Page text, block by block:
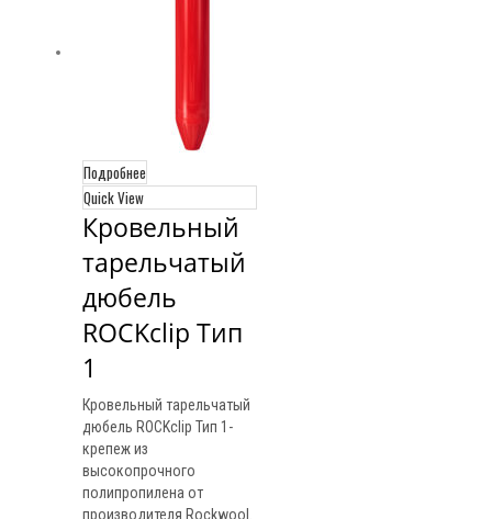
Подробнее
Quick View
Кровельный
тарельчатый
дюбель
ROCKclip Тип
1
Кровельный тарельчатый
дюбель ROCKclip Тип 1-
крепеж из
высокопрочного
полипропилена от
производителя Rockwool.